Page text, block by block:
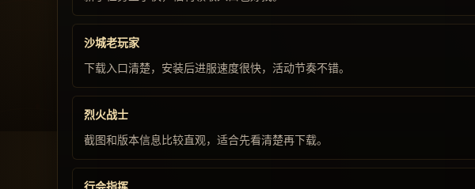
沙城老玩家
下载入口清楚，安装后进服速度很快，活动节奏不错。
烈火战士
截图和版本信息比较直观，适合先看清楚再下载。